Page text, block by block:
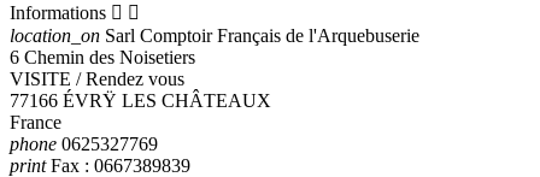
Informations  
location_on Sarl Comptoir Français de l'Arquebuserie
6 Chemin des Noisetiers
VISITE / Rendez vous
77166 ÉVRŸ LES CHÂTEAUX
France
phone 0625327769
printFax : 0667389839